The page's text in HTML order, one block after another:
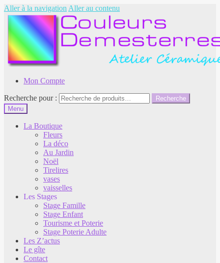
Aller à la navigation Aller au contenu
Mon Compte
Recherche pour :
Recherche
Menu
La Boutique
Fleurs
La déco
Au Jardin
Noël
Tirelires
vases
vaisselles
Les Stages
Stage Famille
Stage Enfant
Tourisme et Poterie
Stage Poterie Adulte
Les Z’actus
Le gîte
Contact